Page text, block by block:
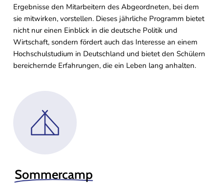
Ergebnisse den Mitarbeitern des Abgeordneten, bei dem
sie mitwirken, vorstellen. Dieses jährliche Programm bietet
nicht nur einen Einblick in die deutsche Politik und
Wirtschaft, sondern fördert auch das Interesse an einem
Hochschulstudium in Deutschland und bietet den Schülern
bereichernde Erfahrungen, die ein Leben lang anhalten.
Sommercamp